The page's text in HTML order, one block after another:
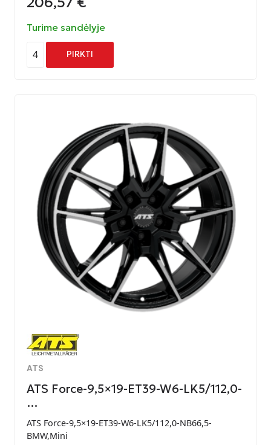
Turime sandėlyje
4 PIRKTI
ATS
ATS Force-9,5×19-ET39-W6-LK5/112,0-
…
ATS Force-9,5×19-ET39-W6-LK5/112,0-NB66,5-
BMW,Mini